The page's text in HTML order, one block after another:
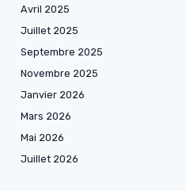
Avril 2025
Juillet 2025
Septembre 2025
Novembre 2025
Janvier 2026
Mars 2026
Mai 2026
Juillet 2026